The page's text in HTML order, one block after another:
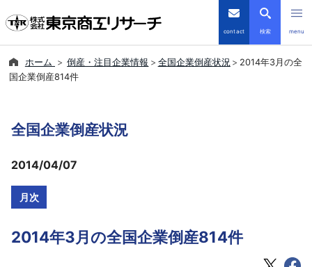
contact 検索 menu
ホーム 倒産・注目企業情報 全国企業倒産状況
2014年3月の全
国企業倒産814件
全国企業倒産状況
2014/04/07
月次
2014年3月の全国企業倒産814件